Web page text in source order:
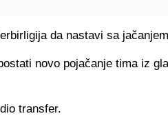
da nastavi sa
novo pojačanje tima iz
transfer.